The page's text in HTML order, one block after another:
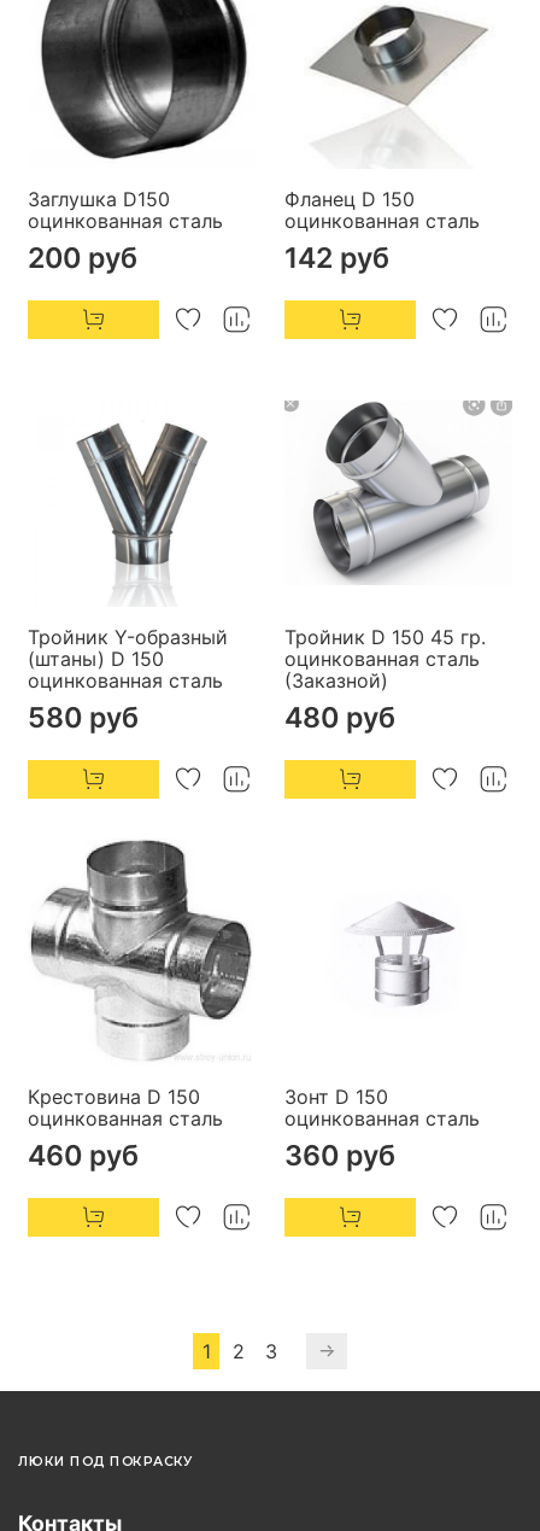
Заглушка D150
оцинкованная сталь
200 руб
Фланец D 150
оцинкованная сталь
142 руб
Тройник Y-образный
(штаны) D 150
оцинкованная сталь
580 руб
Тройник D 150 45 гр.
оцинкованная сталь
(Заказной)
480 руб
Крестовина D 150
оцинкованная сталь
460 руб
Зонт D 150
оцинкованная сталь
360 руб
1 2 3
ЛЮКИ ПОД ПОКРАСКУ
Контакты